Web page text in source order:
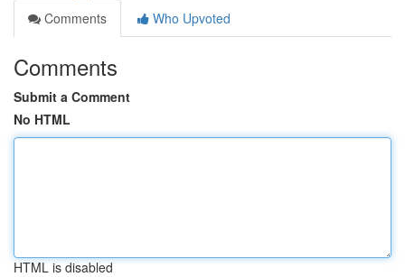
Comments
Who Upvoted
Comments
Submit a Comment
No HTML
HTML is disabled